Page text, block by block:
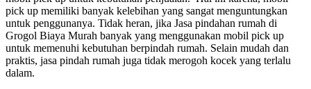
pick up memiliki banyak kelebihan yang sangat menguntungkan
untuk penggunanya. Tidak heran, jika Jasa pindahan rumah di
Grogol Biaya Murah banyak yang menggunakan mobil pick up
untuk memenuhi kebutuhan berpindah rumah. Selain mudah dan
praktis, jasa pindah rumah juga tidak merogoh kocek yang terlalu
dalam.